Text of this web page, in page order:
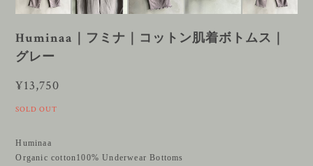
Huminaa｜フミナ｜コットン肌着ボトムス｜
グレー
¥13,750
SOLD OUT
Huminaa
Organic cotton100% Underwear Bottoms